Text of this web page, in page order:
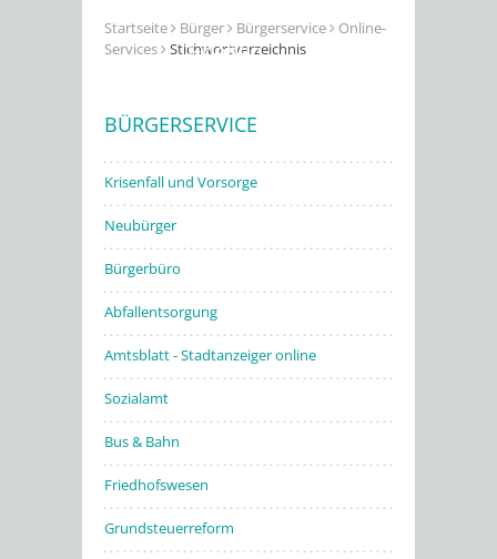
Erleben
Startseite Bürger Bürgerservice
Online-
Services
Stichwortverzeichnis
BÜRGERSERVICE
Krisenfall und Vorsorge
Neubürger
Bürgerbüro
Abfallentsorgung
Amtsblatt - Stadtanzeiger online
Sozialamt
Bus & Bahn
Friedhofswesen
Grundsteuerreform